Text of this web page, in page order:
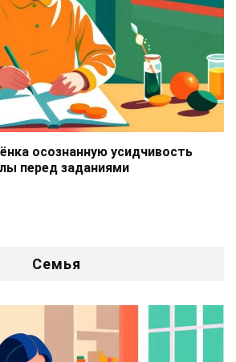
осознанную усидчивость
перед заданиями
Семья